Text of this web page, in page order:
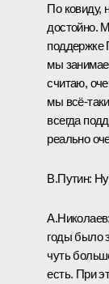
По ковиду,
достойно.
поддержке
мы
считаю,
мы всё-
всегда
реально
В.Путин:
А.Николаев:
годы было
чуть
есть. При